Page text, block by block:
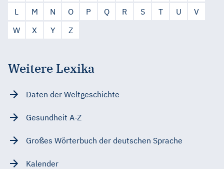
L
M N O P Q R S T U
V
W
X Y Z
Weitere Lexika
Daten der Weltgeschichte
Gesundheit A-Z
Großes Wörterbuch der deutschen Sprache
Kalender